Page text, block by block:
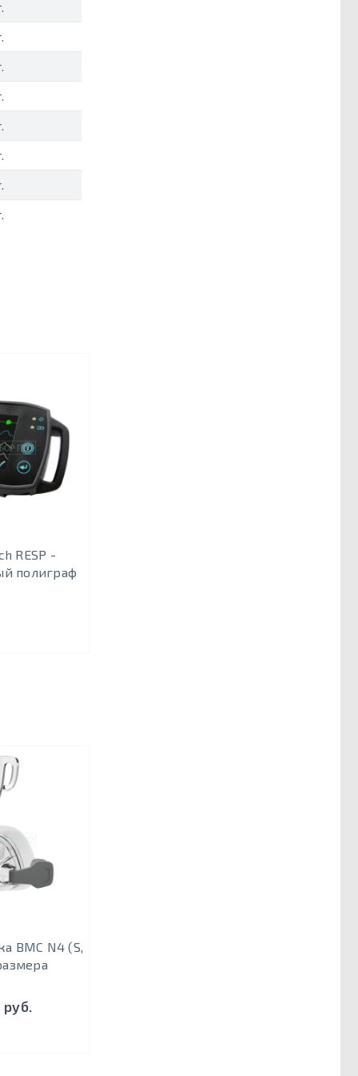
RESP -
полиграф
BMC N4 (S,
руб.